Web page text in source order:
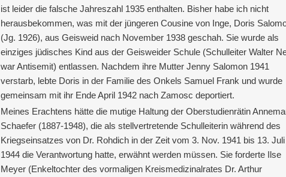
ist leider die falsche Jahreszahl 1935 enthalten. Bisher habe ich nicht
herausbekommen, was mit der jüngeren Cousine von Inge, Doris
(Jg. 1926), aus Geisweid nach November 1938 geschah. Sie wurde als
einziges jüdisches Kind aus der Geisweider Schule (Schulleiter Walter
war Antisemit) entlassen. Nachdem ihre Mutter Jenny Salomon 1941
verstarb, lebte Doris in der Familie des Onkels Samuel Frank und wurde
gemeinsam mit ihr Ende April 1942 nach Zamosc deportiert.
Meines Erachtens hätte die mutige Haltung der Oberstudienrätin
Schaefer (1887-1948), die als stellvertretende Schulleiterin während des
Kriegseinsatzes von Dr. Rohdich in der Zeit vom 3. Nov. 1941 bis 13. Juli
1944 die Verantwortung hatte, erwähnt werden müssen. Sie forderte Ilse
Meyer (Enkeltochter des vormaligen Kreismedizinalrates Dr. Arthur